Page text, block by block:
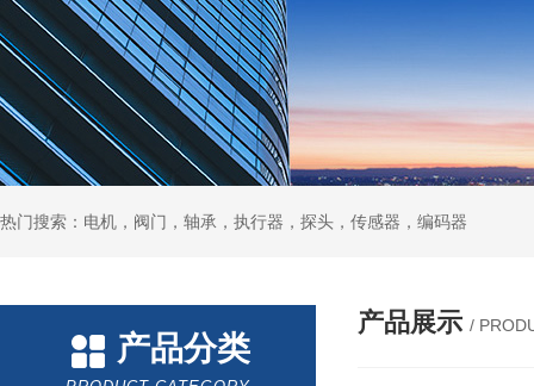
热门搜索：电机，阀门，轴承，执行器，探头，传感器，编码器
产品分类
产品展示 /